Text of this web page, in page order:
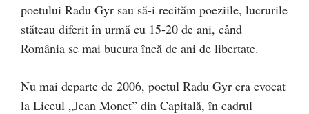
poetului Radu Gyr sau să-i recităm poeziile, lucrurile
stăteau diferit în urmă cu 15-20 de ani, când
România se mai bucura încă de ani de libertate.
Nu mai departe de 2006, poetul Radu Gyr era evocat
la Liceul „Jean Monet” din Capitală, în cadrul